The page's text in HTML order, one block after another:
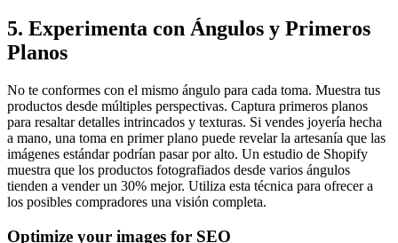
5. Experimenta con Ángulos y Primeros
Planos
No te conformes con el mismo ángulo para cada toma. Muestra tus
productos desde múltiples perspectivas. Captura primeros planos
para resaltar detalles intrincados y texturas. Si vendes joyería hecha
a mano, una toma en primer plano puede revelar la artesanía que las
imágenes estándar podrían pasar por alto. Un estudio de Shopify
muestra que los productos fotografiados desde varios ángulos
tienden a vender un 30% mejor. Utiliza esta técnica para ofrecer a
los posibles compradores una visión completa.
Optimize your images for SEO